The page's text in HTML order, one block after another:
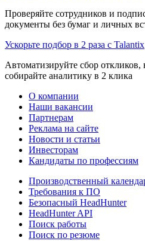
Проверяйте сотрудников и
документы без бумаг и личных
Ускорьте подбор в 2 раза с Talantix
Автоматизируйте сбор откликов,
собирайте аналитику в 2 клика
О компании
Наши вакансии
Партнерам
Реклама на сайте
Новости и статьи
Инвесторам
Кандидаты по профессиям
Производственный
Требования к ПО
Безопасный HeadHunter
HeadHunter API
Поиск работы
Поиск по резюме